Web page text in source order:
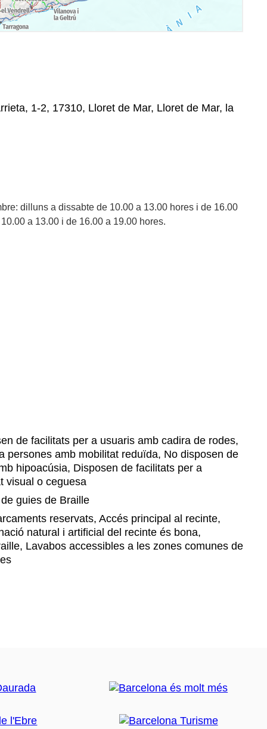
1-2, 17310, Lloret de Mar, Lloret de Mar, la
dilluns a dissabte de 10.00 a 13.00 hores i de 16.00
a 13.00 i de 16.00 a 19.00 hores.
de facilitats per a usuaris amb cadira de rodes,
persones amb mobilitat reduïda, No disposen de
hipoacúsia, Disposen de facilitats per a
visual o ceguesa
guies de Braille
reservats, Accés principal al recinte,
natural i artificial del recinte és bona,
Lavabos accessibles a les zones comunes de